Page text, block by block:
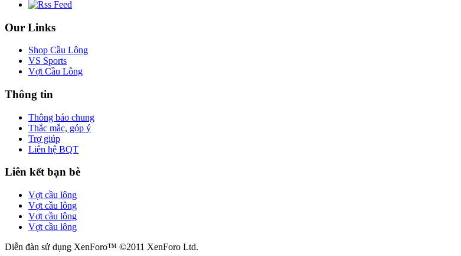
Our Links
Shop Cầu Lông
VS Sports
Vợt Cầu Lông
Thông tin
Thông báo chung
Thắc mắc, góp ý
Trợ giúp
Liên hệ BQT
Liên kết bạn bè
Vợt cầu lông
Vợt cầu lông
Vợt cầu lông
Vợt cầu lông
Diễn đàn sử dụng XenForo™ ©2011 XenForo Ltd.